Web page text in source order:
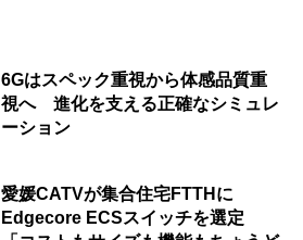
6Gはスペック重視から体感品質重
視へ 進化を支える正確なシミュレ
ーション
愛媛CATVが集合住宅FTTHに
Edgecore ECSスイッチを選定